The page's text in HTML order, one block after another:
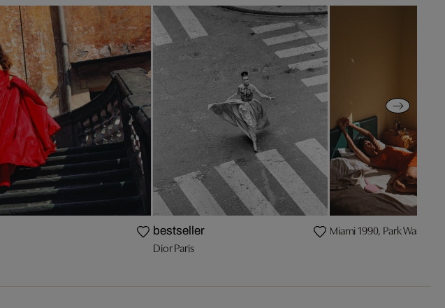
bestseller
Dior Paris
Miami 1990, Park